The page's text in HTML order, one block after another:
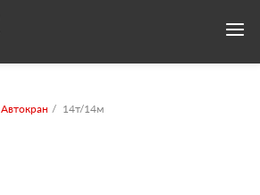
Автокран 14т/14м